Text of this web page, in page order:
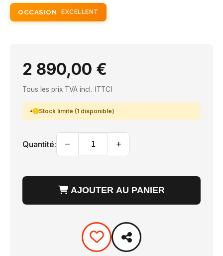
OCCASION EXCELLENT
2 890,00 €
Tous les prix TVA incl. (TTC)
Stock limité (1 disponible)
Quantité: − +
AJOUTER AU PANIER